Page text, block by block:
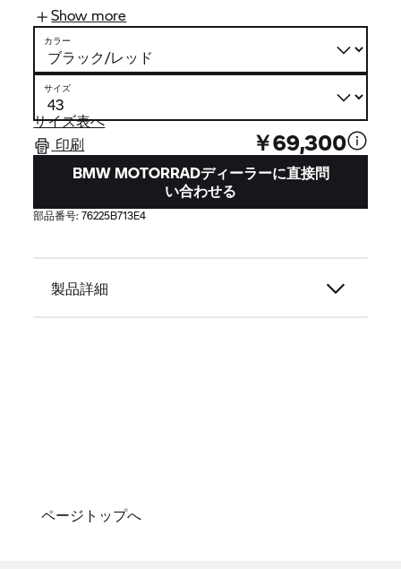
ク製パーツが、過酷なライディング環境でも高い保
護機能を発揮します。
Show more
カラー
サイズ
サイズ表へ
印刷
￥69,300
BMW MOTORRADディーラーに直接問
い合わせる
部品番号:76225B713E4
製品詳細
ページトップへ